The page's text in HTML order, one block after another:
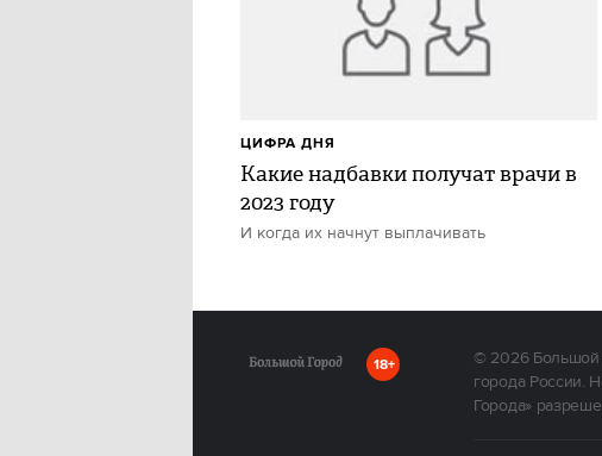
Какие надбавки получат врачи в
2023 году
И когда их начнут выплачивать
ЦИФРА ДНЯ
18+ © 2026Большой
города России.
Города»